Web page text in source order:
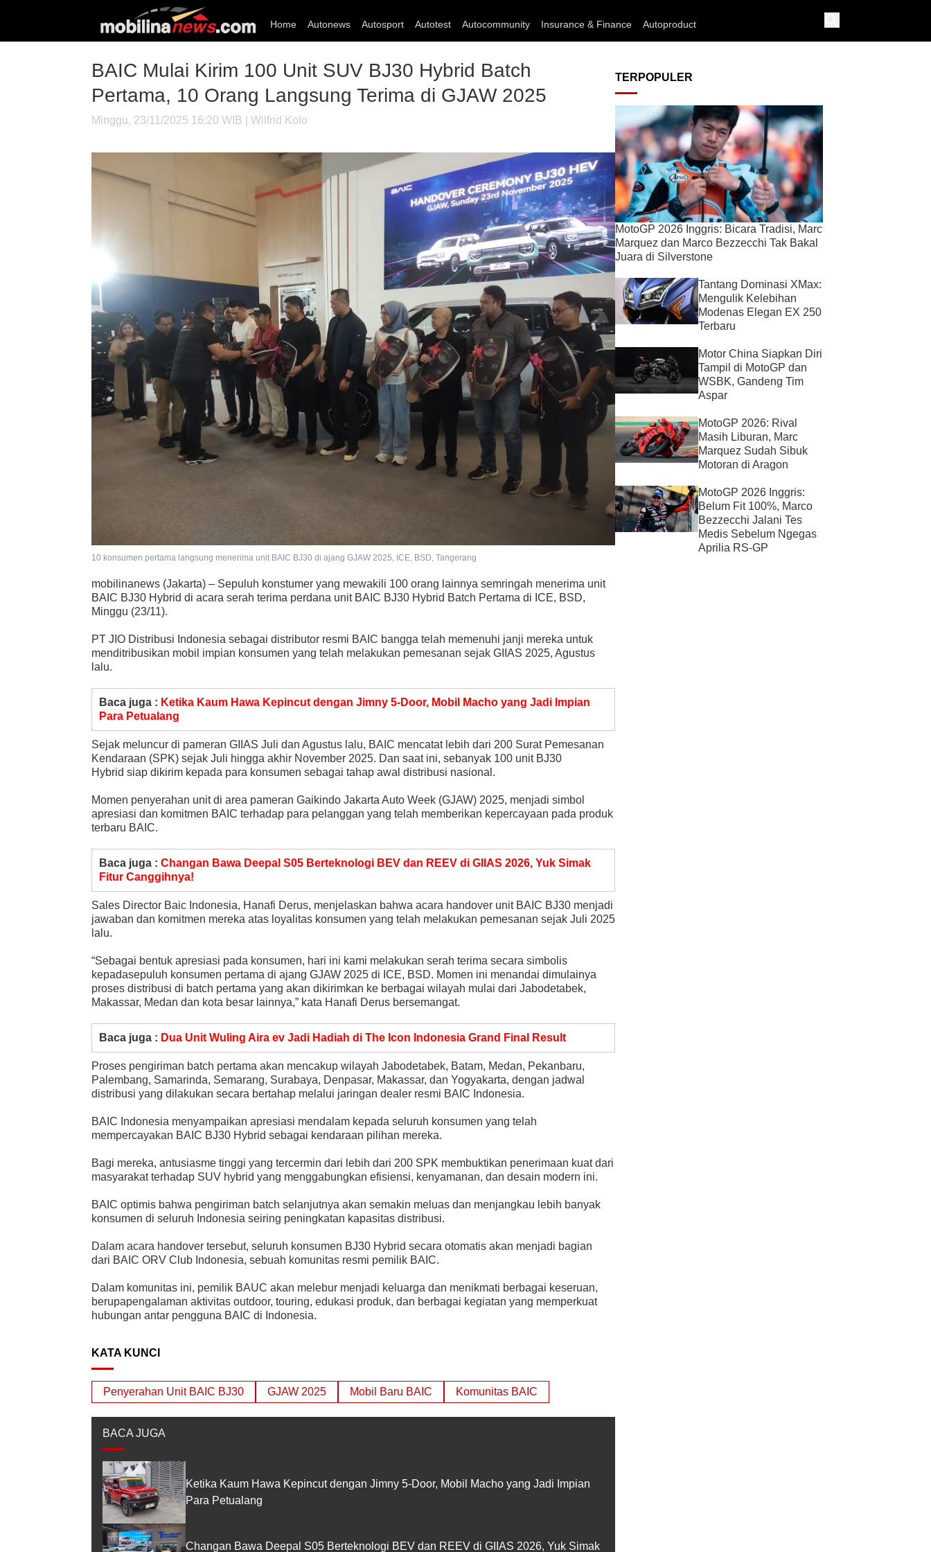
Home Autonews Autosport Autotest Autocommunity Insurance & Finance Autoproduct
BAIC Mulai Kirim 100 Unit SUV BJ30 Hybrid Batch
Pertama, 10 Orang Langsung Terima di GJAW 2025
Minggu, 23/11/2025 16:20 WIB | Wilfrid Kolo
10 konsumen pertama langsung menerima unit BAIC BJ30 di ajang GJAW 2025, ICE, BSD, Tangerang
mobilinanews (Jakarta) – Sepuluh konstumer yang mewakili 100 orang lainnya semringah menerima unit
BAIC BJ30 Hybrid di acara serah terima perdana unit BAIC BJ30 Hybrid Batch Pertama di ICE, BSD,
Minggu (23/11).
PT JIO Distribusi Indonesia sebagai distributor resmi BAIC bangga telah memenuhi janji mereka untuk
menditribusikan mobil impian konsumen yang telah melakukan pemesanan sejak GIIAS 2025, Agustus
lalu.
Baca juga : Ketika Kaum Hawa Kepincut dengan Jimny 5-Door, Mobil Macho yang Jadi Impian
Para Petualang
Sejak meluncur di pameran GIIAS Juli dan Agustus lalu, BAIC mencatat lebih dari 200 Surat Pemesanan
Kendaraan (SPK) sejak Juli hingga akhir November 2025. Dan saat ini, sebanyak 100 unit BJ30
Hybrid siap dikirim kepada para konsumen sebagai tahap awal distribusi nasional.
Momen penyerahan unit di area pameran Gaikindo Jakarta Auto Week (GJAW) 2025, menjadi simbol
apresiasi dan komitmen BAIC terhadap para pelanggan yang telah memberikan kepercayaan pada produk
terbaru BAIC.
Baca juga : Changan Bawa Deepal S05 Berteknologi BEV dan REEV di GIIAS 2026, Yuk Simak
Fitur Canggihnya!
Sales Director Baic Indonesia, Hanafi Derus, menjelaskan bahwa acara handover unit BAIC BJ30 menjadi
jawaban dan komitmen mereka atas loyalitas konsumen yang telah melakukan pemesanan sejak Juli 2025
lalu.
“Sebagai bentuk apresiasi pada konsumen, hari ini kami melakukan serah terima secara simbolis
kepadasepuluh konsumen pertama di ajang GJAW 2025 di ICE, BSD. Momen ini menandai dimulainya
proses distribusi di batch pertama yang akan dikirimkan ke berbagai wilayah mulai dari Jabodetabek,
Makassar, Medan dan kota besar lainnya,” kata Hanafi Derus bersemangat.
Baca juga : Dua Unit Wuling Aira ev Jadi Hadiah di The Icon Indonesia Grand Final Result
Proses pengiriman batch pertama akan mencakup wilayah Jabodetabek, Batam, Medan, Pekanbaru,
Palembang, Samarinda, Semarang, Surabaya, Denpasar, Makassar, dan Yogyakarta, dengan jadwal
distribusi yang dilakukan secara bertahap melalui jaringan dealer resmi BAIC Indonesia.
BAIC Indonesia menyampaikan apresiasi mendalam kepada seluruh konsumen yang telah
mempercayakan BAIC BJ30 Hybrid sebagai kendaraan pilihan mereka.
Bagi mereka, antusiasme tinggi yang tercermin dari lebih dari 200 SPK membuktikan penerimaan kuat dari
masyarakat terhadap SUV hybrid yang menggabungkan efisiensi, kenyamanan, dan desain modern ini.
BAIC optimis bahwa pengiriman batch selanjutnya akan semakin meluas dan menjangkau lebih banyak
konsumen di seluruh Indonesia seiring peningkatan kapasitas distribusi.
Dalam acara handover tersebut, seluruh konsumen BJ30 Hybrid secara otomatis akan menjadi bagian
dari BAIC ORV Club Indonesia, sebuah komunitas resmi pemilik BAIC.
Dalam komunitas ini, pemilik BAUC akan melebur menjadi keluarga dan menikmati berbagai keseruan,
berupapengalaman aktivitas outdoor, touring, edukasi produk, dan berbagai kegiatan yang memperkuat
hubungan antar pengguna BAIC di Indonesia.
KATA KUNCI
Penyerahan Unit BAIC BJ30 GJAW 2025 Mobil Baru BAIC Komunitas BAIC
BACA JUGA
Ketika Kaum Hawa Kepincut dengan Jimny 5-Door, Mobil Macho yang Jadi Impian
Para Petualang
Changan Bawa Deepal S05 Berteknologi BEV dan REEV di GIIAS 2026, Yuk Simak
TERPOPULER
MotoGP 2026 Inggris: Bicara Tradisi, Marc
Marquez dan Marco Bezzecchi Tak Bakal
Juara di Silverstone
Tantang Dominasi XMax:
Mengulik Kelebihan
Modenas Elegan EX 250
Terbaru
Motor China Siapkan Diri
Tampil di MotoGP dan
WSBK, Gandeng Tim
Aspar
MotoGP 2026: Rival
Masih Liburan, Marc
Marquez Sudah Sibuk
Motoran di Aragon
MotoGP 2026 Inggris:
Belum Fit 100%, Marco
Bezzecchi Jalani Tes
Medis Sebelum Ngegas
Aprilia RS-GP